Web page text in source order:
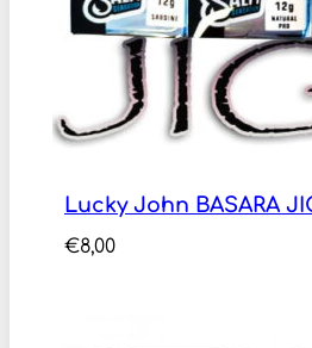
Lucky John BASARA
€8,00